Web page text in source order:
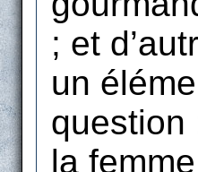
; et
un
question
la